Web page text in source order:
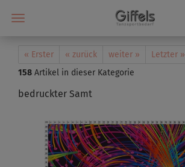
« Erster « zurück weiter »
Letzter »
158 Artikel in dieser Kategorie
bedruckter Samt